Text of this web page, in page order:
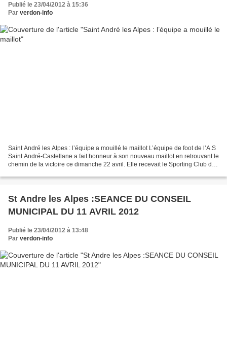
Publié le 23/04/2012 à 15:36
Par verdon-info
Saint André les Alpes : l’équipe a mouillé le maillot L’équipe de foot de l’A.S
Saint André-Castellane a fait honneur à son nouveau maillot en retrouvant le
chemin de la victoire ce dimanche 22 avril. Elle recevait le Sporting Club de
St Andre les Alpes :SEANCE DU CONSEIL
MUNICIPAL DU 11 AVRIL 2012
Publié le 23/04/2012 à 13:48
Par verdon-info